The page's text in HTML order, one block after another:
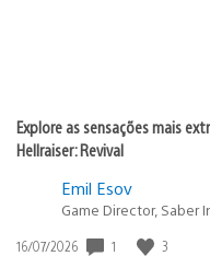
Explore as sensações mais
Hellraiser: Revival
Emil Esov
Game Director, Saber
Data
16/07/2026 1 3